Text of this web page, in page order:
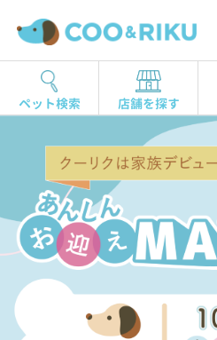
ペット検索 店舗を探す